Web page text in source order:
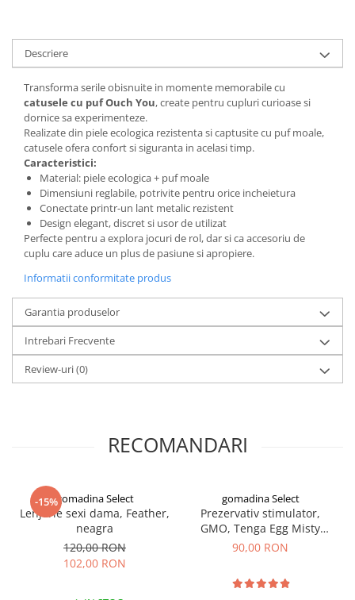
Descriere
Transforma serile obisnuite in momente memorabile cu
catusele cu puf Ouch You, create pentru cupluri curioase si
dornice sa experimenteze.
Realizate din piele ecologica rezistenta si captusite cu puf moale,
catusele ofera confort si siguranta in acelasi timp.
Caracteristici:
Material: piele ecologica + puf moale
Dimensiuni reglabile, potrivite pentru orice incheietura
Conectate printr-un lant metalic rezistent
Design elegant, discret si usor de utilizat
Perfecte pentru a explora jocuri de rol, dar si ca accesoriu de
cuplu care aduce un plus de pasiune si apropiere.
Informatii conformitate produs
Garantia produselor
Intrebari Frecvente
Review-uri(0)
RECOMANDARI
-15%gomadina Select
Lenjerie sexi dama, Feather,
neagra
120,00 RON
102,00 RON
gomadina Select
Prezervativ stimulator,
GMO, Tenga Egg Misty
Wavy
90,00 RON